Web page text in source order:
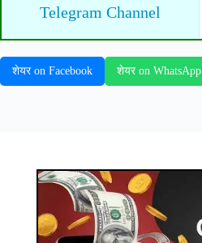
Telegram Channel
शेयर on Facebook शेयर on WhatsApp